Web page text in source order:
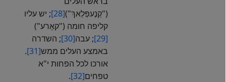
("קְנֶעפְּלַאךְ")[28]
; יש עליו
קליפה חומה ("קאָרע")
[29]
; עבה[30]
; השדרה
באמצע העלים ממש[31]
.
אורכו לכל הפחות י"א
טפחים[32]
.